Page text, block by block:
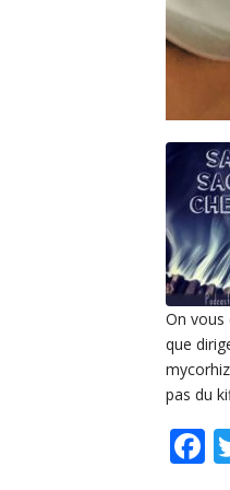
RSS
LINK
On vous
que
pas du